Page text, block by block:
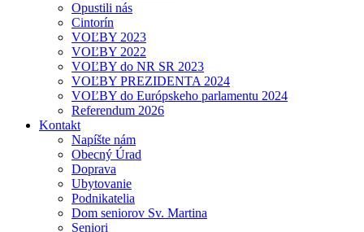
Opustili nás
Cintorín
VOĽBY 2023
VOĽBY 2022
VOĽBY do NR SR 2023
VOĽBY PREZIDENTA 2024
VOĽBY do Európskeho parlamentu 2024
Referendum 2026
Kontakt
Napíšte nám
Obecný Úrad
Doprava
Ubytovanie
Podnikatelia
Dom seniorov Sv. Martina
Seniori